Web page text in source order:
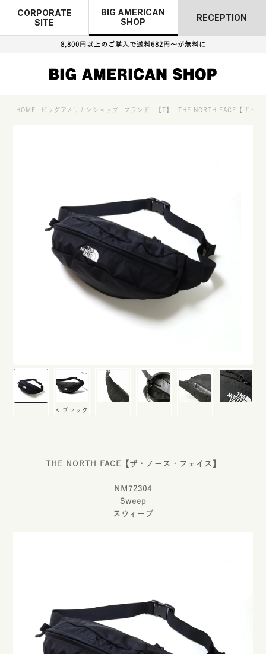
CORPORATE
SITE
BIG AMERICAN
SHOP
RECEPTION
8,800円以上のご購入で送料682円～が無料に
HOME ビッグアメリカンショップ ブランド 【T】 THE NORTH FACE【ザ・ノ
K ブラック
THE NORTH FACE【ザ・ノース・フェイス】
NM72304
Sweep
スウィープ